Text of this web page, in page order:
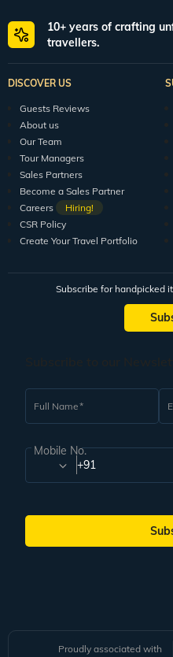
10+ years of crafting
travellers.
DISCOVER US
Guests Reviews
About us
Our Team
Tour Managers
Sales Partners
Become a Sales Partner
Careers
Hiring!
CSR Policy
Create Your Travel Portfolio
Subscribe for handpicked
Full Name
Mobile No.
+91
Proudly associated with